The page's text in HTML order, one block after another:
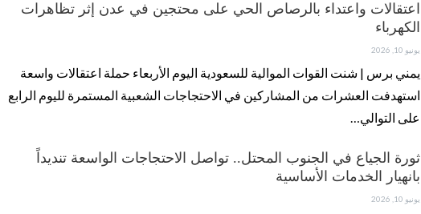
اعتقالات واعتداء بالرصاص الحي على محتجين في عدن إثر تظاهرات
الكهرباء
يونيو 10, 2026
يمني برس | شنت القوات الموالية للسعودية اليوم الأربعاء حملة اعتقالات واسعة
استهدفت العشرات من المشاركين في الاحتجاجات الشعبية المستمرة لليوم الرابع
على التوالي…
ثورة الجياع في الجنوب المحتل.. تواصل الاحتجاجات الواسعة تنديداً
بانهيار الخدمات الأساسية
يونيو 10, 2026